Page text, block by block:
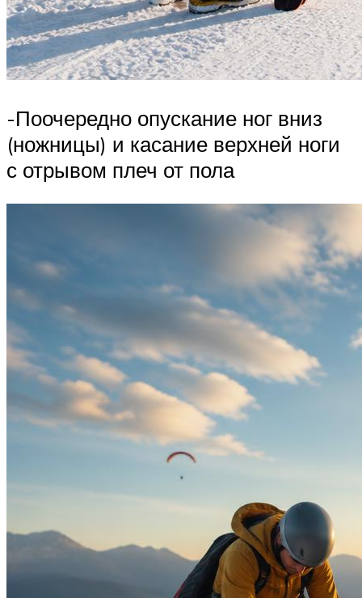
-Поочередно опускание ног вниз
(ножницы) и касание верхней ноги
с отрывом плеч от пола